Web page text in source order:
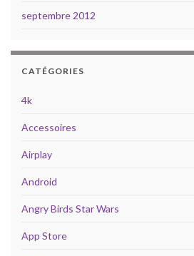
septembre 2012
CATÉGORIES
4k
Accessoires
Airplay
Android
Angry Birds Star Wars
App Store